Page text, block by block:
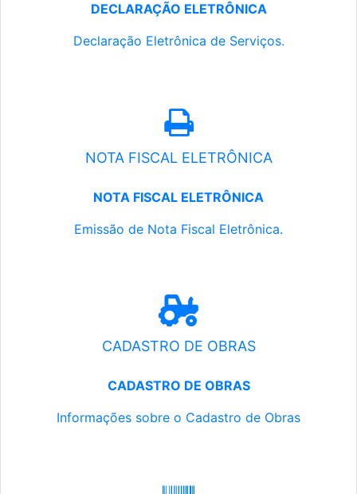
DECLARAÇÃO ELETRÔNICA
Declaração Eletrônica de Serviços.
NOTA FISCAL ELETRÔNICA
NOTA FISCAL ELETRÔNICA
Emissão de Nota Fiscal Eletrônica.
CADASTRO DE OBRAS
CADASTRO DE OBRAS
Informações sobre o Cadastro de Obras